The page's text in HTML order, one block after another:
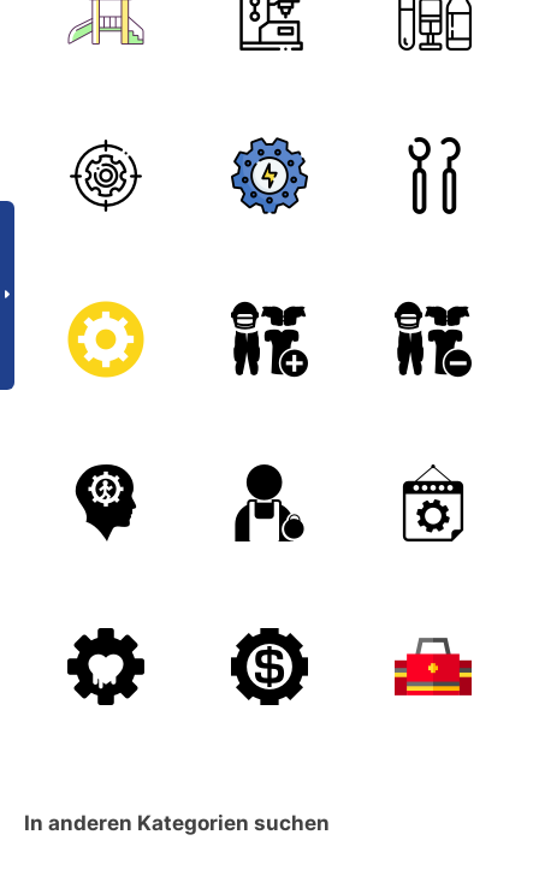
In anderen Kategorien suchen